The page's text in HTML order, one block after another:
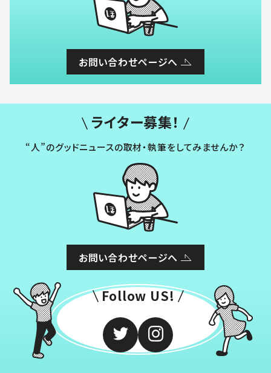
お問い合わせページへ
ライター募集！
“人”のグッドニュースの取材・執筆をしてみませんか？
お問い合わせページへ
Follow US!